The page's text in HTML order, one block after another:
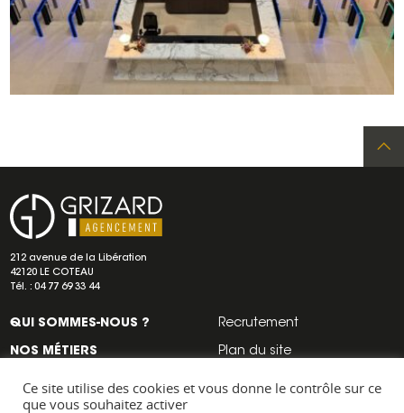
Navigation
secondaire
Adresse
Grizard
agencement
212 avenue de la Libération
42120 LE COTEAU
Tél. : 04 77 69 33 44
QUI SOMMES-NOUS ?
NOS MÉTIERS
NOS ACTUS
Recrutement
Plan du site
Ce site utilise des cookies et vous donne le contrôle sur ce
que vous souhaitez activer